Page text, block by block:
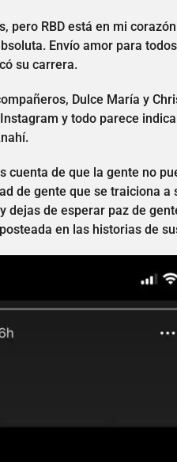
pero RBD está en mi
Envío amor para
su carrera.
Dulce María y
y todo parece
cuenta de que la gente no
de gente que se traiciona
dejas de esperar paz de
en las historias de